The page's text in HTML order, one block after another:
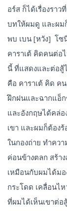
อร์ส ก็ได้เรื่องรา
บทให้ผมดู และผ
พบ เบน [หวัง] โซ
คาราเต้ คิดคนต่อ
นี้ ที่แสดงและต่อสู้
คือ คาราเต้ คิด ค
ฝึกฝนและฉากแอ็
และอังกฤษได้คล่
เขา และผมก็ต้อง
ในกองถ่าย ทำคว
ค่อนข้างตลก สร้า
เหมือนกับผมได้มอ
กระโดด เคลื่อนไ
ที่ผมได้เห็นเขาต่อ